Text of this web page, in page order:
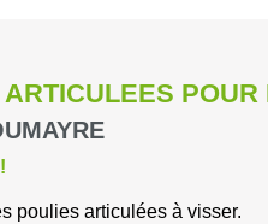
Acier et
POUR
poulies articulées à visser.